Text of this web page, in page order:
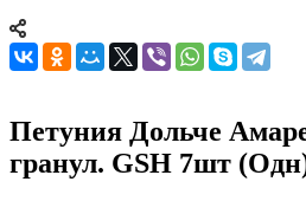
Петуния Дольче
гранул. GSH 7шт